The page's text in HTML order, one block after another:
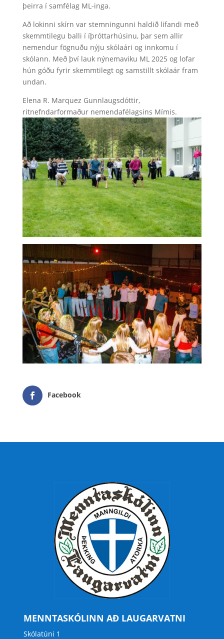
þeirra í samfélag ML-inga.
Að lokinni skírn var stemningunni haldið lifandi með
skemmtilegu balli í íþróttarhúsinu, þar sem allir
nemendur fögnuðu nýju skólaári og innkomu í
skólann. Með því lauk nýnemaviku ML 2025 og lofar
hún góðu fyrir skemmtilegt og samstillt skólaár fram
undan.
Elena R. Marquez Gunnlaugsdóttir,
ritnefndarformaður nemendafélagsins Mímis.
Facebook
MENNTASKÓLINN AÐ LAUGARVATNI
Skólatúni 1